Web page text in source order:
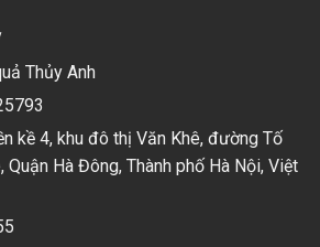
Thủy Anh
kề 4, khu đô thị Văn Khê, đường Tố
Quận Hà Đông, Thành phố Hà Nội, Việt